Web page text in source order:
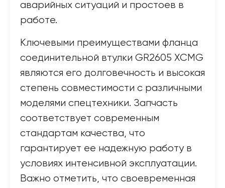
аварийных ситуаций и простоев в
работе.
Ключевыми преимуществами фланца
соединительной втулки GR2605 XCMG
являются его долговечность и высокая
степень совместимости с различными
моделями спецтехники. Запчасть
соответствует современным
стандартам качества, что
гарантирует ее надежную работу в
условиях интенсивной эксплуатации.
Важно отметить, что своевременная